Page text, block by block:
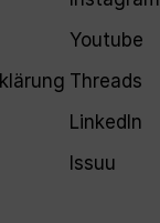
Youtube
Threads
LinkedIn
Issuu